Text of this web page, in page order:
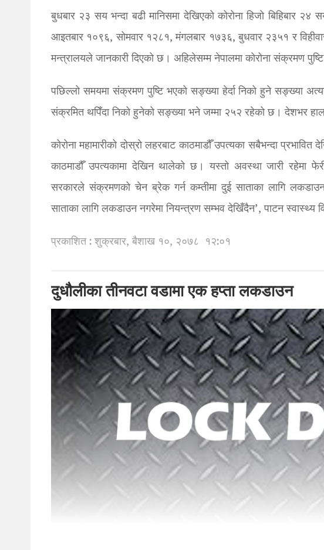
बुधबार २३ सय भन्दा बढी मानिसमा देखिएको कोरोना हिजो बिहिबार
आइतबार १०९६, सोमवार १२८१, मंगलबार १७३६, बुधवार २३५१ र
मन्त्रालयले जानकारी दिएको छ। अहिलेसम्म नेपालमा कोरोना संक्रमण
पछिल्लो समयमा संक्रमण पुष्टि भएको सङ्ख्या हेर्दा निको हुने सङ्ख्या
संक्रमित थपिँदा निको हुनेको सङ्ख्या भने जम्मा २५२ रहेको छ। देशभर
कोरोना महामारीको दोस्रो लहरबाट काठमाडौँ उपत्यका सबैभन्दा
काठमाडौँ उपत्यकामा देखिन थालेको छ। यस्तो अवस्था जारी रहेमा
सरकारले संक्रमणको चेन ब्रेक गर्न कम्तीमा दुई साताका लागि
साताका लागि लकडाउन नगरेमा नियन्त्रण सम्भव देखिँदैन’, पाटन स्वास्थ्य
प्रकाशित : शुक्रबार, बैशाख १०, २०७८ १२:०१
दुधौलीका तीनवटा वडामा एक हप्ता लकडाउन